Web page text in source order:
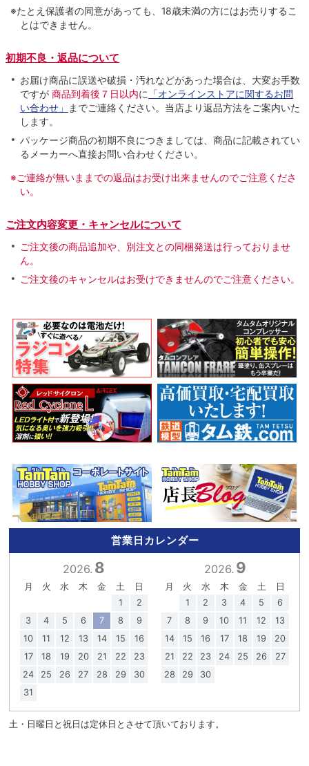
※たとえ保護者の同意があっても、18歳未満の方にはお売りするこ
とはできません。
初期不良・返品について
お届け商品に誤送や破損・汚れなどがあった場合は、大変お手数
ですが 商品到着後７日以内に 「オンラインストアに関するお問
い合わせ」
までご連絡ください。当店より返品方法をご案内いた
します。
パッケージ商品の初期不良につきましては、商品に記載されてい
るメーカーへ直接お問い合わせください。
※ご連絡が無いままでの返品はお受け出来ませんのでご注意くださ
い。
ご注文内容変更・キャンセルについて
ご注文後の商品追加や、別注文との同梱発送は行っておりませ
ん。
ご注文後のキャンセルはお受けできませんのでご注意ください。
営業日カレンダー
2026. 8
月 火 水 木 金 土
日
1
2
3
4 5 6 7 8
9
10
11 12 13 14 15
16
17
18 19 20 21 22
23
24
25 26 27 28 29
30
31
2026. 9
月 火 水 木 金 土
日
1
2 3 4 5
6
7
8 9 10 11 12
13
14
15 16 17 18 19
20
21
22 23 24 25 26
27
28
29 30
土・日曜日と祝日は定休日とさせて頂いております。